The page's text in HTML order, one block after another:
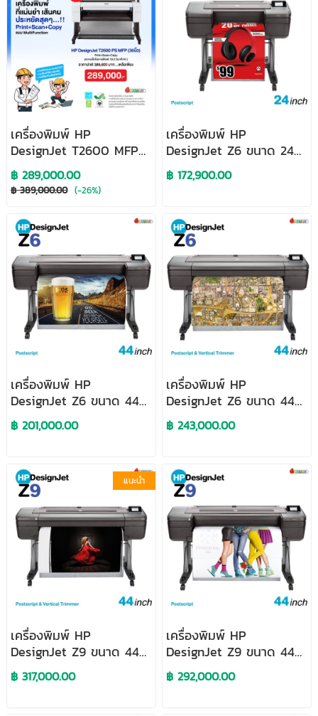
เครื่องพิมพ์ HP
DesignJet T2600 MFP
ขนาด 36 นิ้ว Postscript
Printer
฿ 289,000.00
฿ 389,000.00 (-26%)
เครื่องพิมพ์ HP
DesignJet Z6 ขนาด 24
นิ้ว Postscript Printer
฿ 172,900.00
เครื่องพิมพ์ HP
DesignJet Z6 ขนาด 44
นิ้ว Postscript Printer
฿ 201,000.00
เครื่องพิมพ์ HP
DesignJet Z6 ขนาด 44
นิ้ว PostScript Printer
with Vertical Trimmer
฿ 243,000.00
แนะนำ
เครื่องพิมพ์ HP
DesignJet Z9 ขนาด 44
นิ้ว PostScript Printer
with Vertical Trimmer
฿ 317,000.00
เครื่องพิมพ์ HP
DesignJet Z9 ขนาด 44
นิ้ว Postscript Printer
฿ 292,000.00